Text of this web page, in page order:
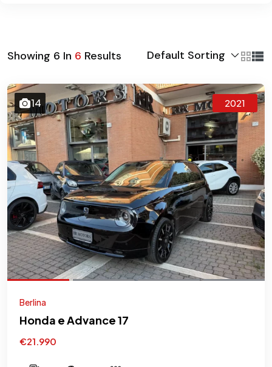
Showing 6 In 6 Results Default Sorting
14 2021
Berlina
Honda e Advance 17
€21.990